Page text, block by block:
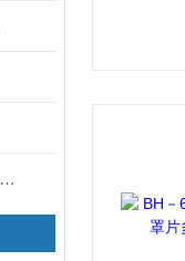
METTLER TOLEDO梅特勒天平